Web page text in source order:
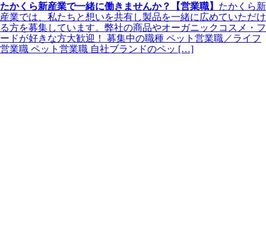
たかくら新産業で一緒に働きませんか？【営業職】 たかくら新
産業では、私たちと想いを共有し製品を一緒に広めていただけ
る方を募集しています。弊社の商品やオーガニックコスメ・フ
ードが好きな方大歓迎！ 募集中の職種 ペット営業職／ライフ
営業職 ペット営業職 自社ブランドのペッ […]